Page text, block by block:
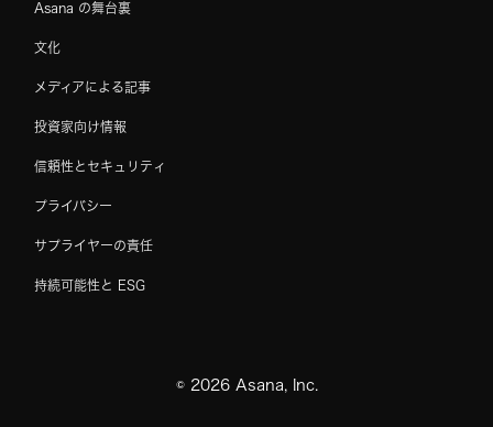
Asana の舞台裏
文化
メディアによる記事
投資家向け情報
信頼性とセキュリティ
プライバシー
サプライヤーの責任
持続可能性と ESG
© 2026Asana, Inc.